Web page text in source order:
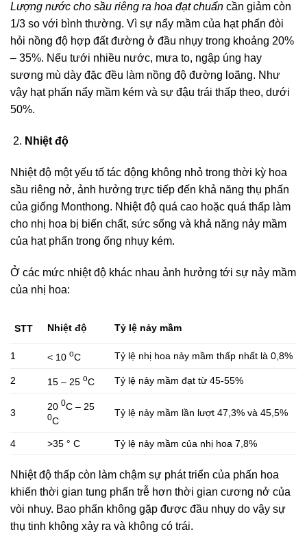
Lượng nước cho sầu riêng ra hoa đạt chuẩn cần giảm còn
1/3 so với bình thường. Vì sự nẩy mầm của hạt phấn đòi
hỏi nồng độ hợp đất đường ở đầu nhụy trong khoảng 20%
– 35%. Nếu tưới nhiều nước, mưa to, ngập úng hay
sương mù dày đặc đều làm nồng độ đường loãng. Như
vậy hạt phấn nẩy mầm kém và sự đậu trái thấp theo, dưới
50%.
Nhiệt độ
Nhiệt độ một yếu tố tác động không nhỏ trong thời kỳ hoa
sầu riêng nở, ảnh hưởng trực tiếp đến khả năng thụ phấn
của giống Monthong. Nhiệt độ quá cao hoặc quá thấp làm
cho nhị hoa bị biến chất, sức sống và khả năng nảy mầm
của hạt phấn trong ống nhụy kém.
Ở các mức nhiệt độ khác nhau ảnh hưởng tới sự nảy mầm
của nhị hoa:
STT Nhiệt độ Tỷ lệ nảy mầm
1 < 10oC Tỷ lệ nhị hoa nảy mầm thấp nhất là 0,8%
2 15 – 25oC Tỷ lệ nảy mầm đạt từ 45-55%
3
200C – 25
0C
Tỷ lệ nảy mầm lần lượt 47,3% và 45,5%
4 >35 ° C Tỷ lệ nảy mầm của nhị hoa 7,8%
Nhiệt độ thấp còn làm chậm sự phát triển của phấn hoa
khiến thời gian tung phấn trễ hơn thời gian cương nở của
vòi nhuy. Bao phấn không gặp được đầu nhụy do vậy sự
thụ tinh không xảy ra và không có trái.